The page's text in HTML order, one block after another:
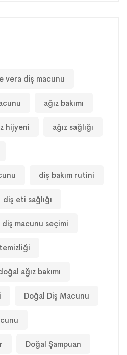
vera diş macunu
ağız bakımı
hijyeni ağız sağlığı
diş bakım rutini
diş eti sağlığı
diş macunu seçimi
ağız bakımı
Doğal Diş Macunu
Doğal Şampuan